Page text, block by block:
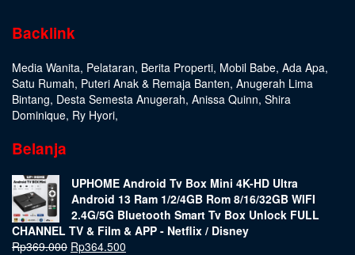
Backlink
Media Wanita, Pelataran, Berita Properti, Mobil Babe, Ada Apa,
Satu Rumah, Puteri Anak & Remaja Banten, Anugerah Lima
Bintang, Desta Semesta Anugerah, Anissa Quinn, Shira
Dominique, Ry Hyori,
Belanja
UPHOME Android Tv Box Mini 4K-HD Ultra
Android 13 Ram 1/2/4GB Rom 8/16/32GB WIFI
2.4G/5G Bluetooth Smart Tv Box Unlock FULL
CHANNEL TV & Film & APP - Netflix / Disney
Rp369.000 Rp364.500